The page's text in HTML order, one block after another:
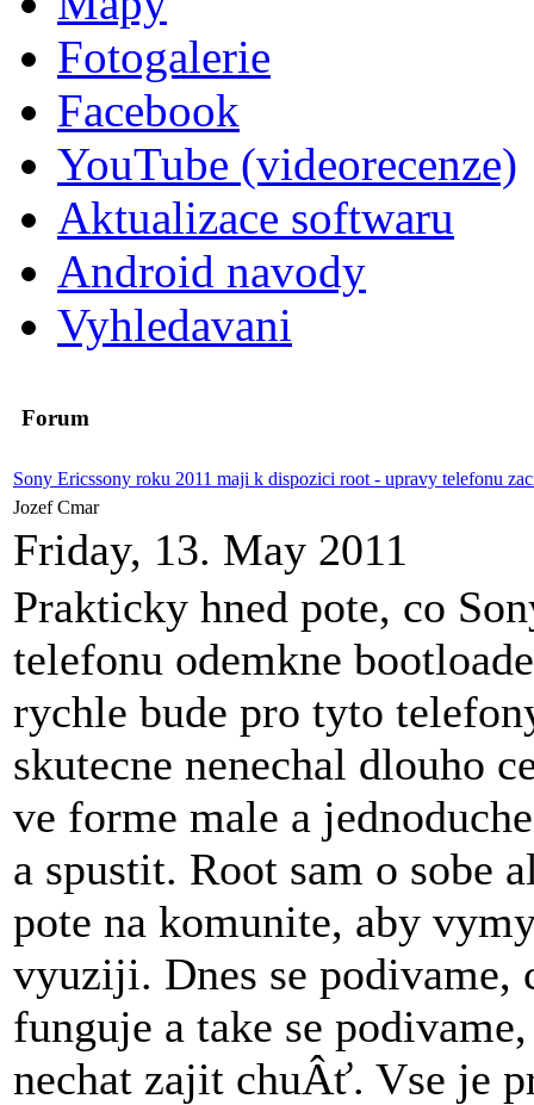
Fotogalerie
Facebook
YouTube (videorecenze)
Aktualizace softwaru
Android navody
Vyhledavani
Forum
Sony Ericssony roku 2011 maji k dispozici root - upravy telefonu
Jozef Cmar
Friday, 13. May 2011
Prakticky hned pote, co
telefonu odemkne
rychle bude pro tyto
skutecne nenechal dlouho
ve forme male a
a spustit. Root sam o sobe
pote na komunite, aby
vyuziji. Dnes se podivame,
funguje a take se
nechat zajit chuÂť. Vse je